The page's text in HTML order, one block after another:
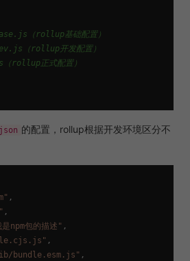
（rollup基础配置）
（rollup开发配置）
正式配置）
的配置，rollup根据开发环境区分不
,
,
npm包的描述" ,
,
bundle.esm.js" ,